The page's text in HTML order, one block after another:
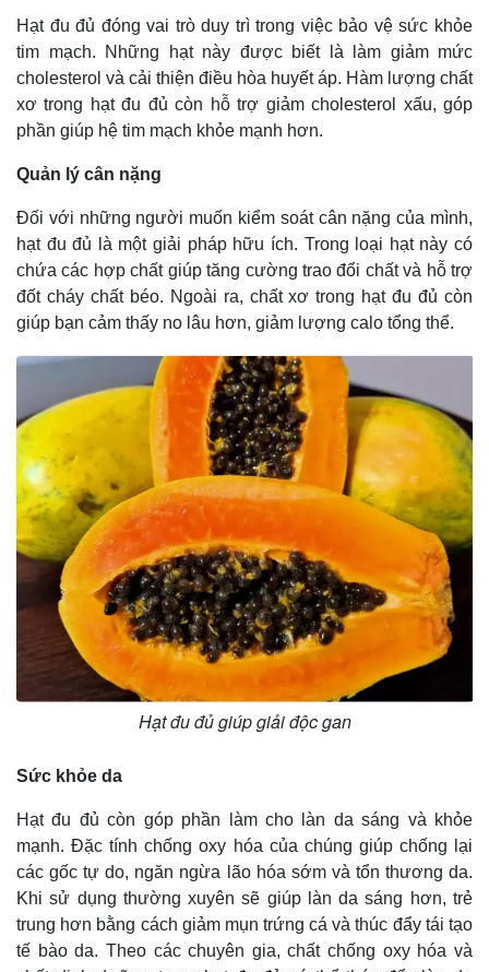
Hạt đu đủ đóng vai trò duy trì trong việc bảo vệ sức khỏe
tim mạch. Những hạt này được biết là làm giảm mức
cholesterol và cải thiện điều hòa huyết áp. Hàm lượng chất
xơ trong hạt đu đủ còn hỗ trợ giảm cholesterol xấu, góp
phần giúp hệ tim mạch khỏe mạnh hơn.
Quản lý cân nặng
Đối với những người muốn kiểm soát cân nặng của mình,
hạt đu đủ là một giải pháp hữu ích. Trong loại hạt này có
chứa các hợp chất giúp tăng cường trao đổi chất và hỗ trợ
đốt cháy chất béo. Ngoài ra, chất xơ trong hạt đu đủ còn
giúp bạn cảm thấy no lâu hơn, giảm lượng calo tổng thể.
Hạt đu đủ giúp giải độc gan
Sức khỏe da
Hạt đu đủ còn góp phần làm cho làn da sáng và khỏe
mạnh. Đặc tính chống oxy hóa của chúng giúp chống lại
các gốc tự do, ngăn ngừa lão hóa sớm và tổn thương da.
Khi sử dụng thường xuyên sẽ giúp làn da sáng hơn, trẻ
trung hơn bằng cách giảm mụn trứng cá và thúc đẩy tái tạo
tế bào da. Theo các chuyên gia, chất chống oxy hóa và